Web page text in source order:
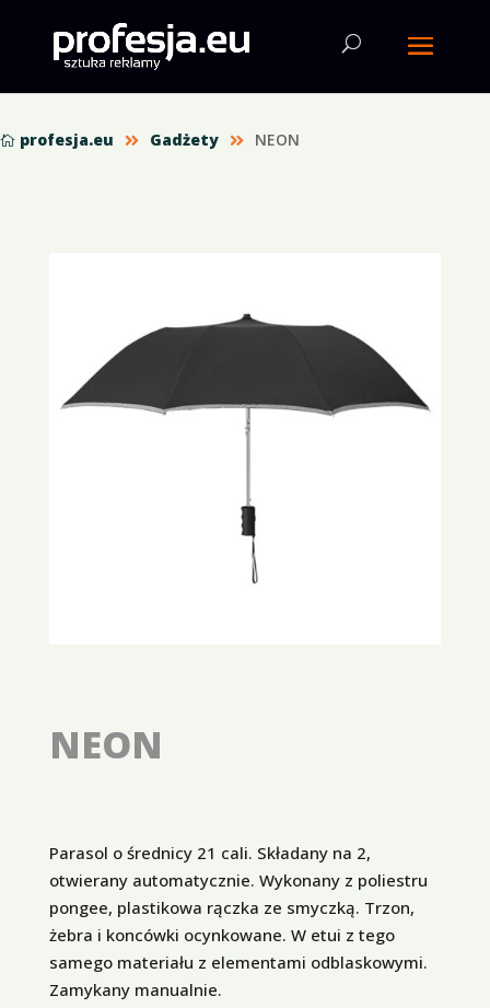
 profesja.eu  Gadżety  NEON
NEON
Parasol o średnicy 21 cali. Składany na 2,
otwierany automatycznie. Wykonany z poliestru
pongee, plastikowa rączka ze smyczką. Trzon,
żebra i koncówki ocynkowane. W etui z tego
samego materiału z elementami odblaskowymi.
Zamykany manualnie.